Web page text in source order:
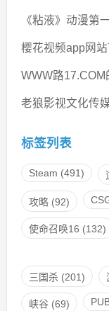
《粘液》动漫第
樱花视频app网
WWW路17.COM
老狼影视文化传
标签列表
Steam (491)
攻略(92)
使命召唤16 (132)
三国杀(201)
峡谷(69)